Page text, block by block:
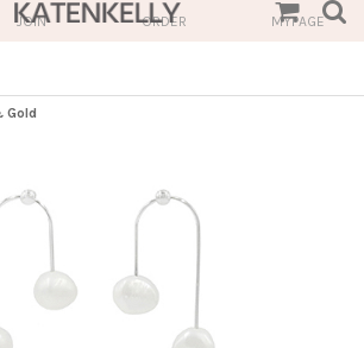
JOIN ORDER MYPAGE
Gold